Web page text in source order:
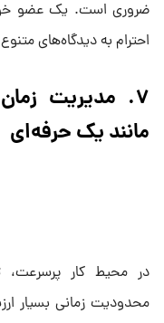
ضروری است. یک عضو
احترام به دیدگاه‌های
۷. مدیریت
مانند یک حرفه‌ای
در محیط کار پرسرعت،
محدودیت زمانی بسیار